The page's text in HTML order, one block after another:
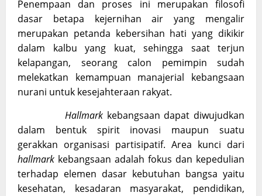
Penempaan dan proses ini merupakan filosofi
dasar betapa kejernihan air yang mengalir
merupakan petanda kebersihan hati yang dikikir
dalam kalbu yang kuat, sehingga saat terjun
kelapangan, seorang calon pemimpin sudah
melekatkan kemampuan manajerial kebangsaan
nurani untuk kesejahteraan rakyat.
Hallmarkkebangsaan dapat diwujudkan
dalam bentuk spirit inovasi maupun suatu
gerakkan organisasi partisipatif. Area kunci dari
hallmark kebangsaan adalah fokus dan kepedulian
terhadap elemen dasar kebutuhan bangsa yaitu
kesehatan, kesadaran masyarakat, pendidikan,